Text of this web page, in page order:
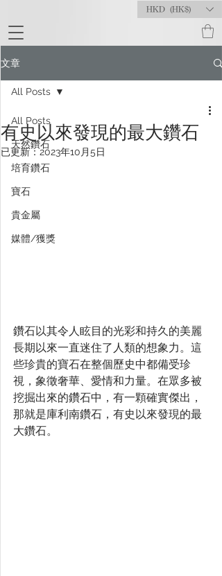
HKD (HK$)
文章
All Posts
天然鑽石
培育鑽石
寶石
貴金屬
媒體/獲獎
All Posts
有史以來發現的最大鑽石
已更新：2023年10月5日
鑽石以其令人眩目的光彩和持久的美麗
長期以來一直迷住了人類的想象力。這
些珍貴的寶石在整個歷史中都備受珍
視，象徵奢華、愛情和力量。在眾多被
挖掘出來的鑽石中，有一顆確實傑出，
那就是庫利南鑽石，有史以來發現的最
大鑽石。